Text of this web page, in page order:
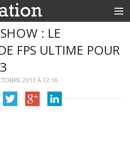
: LE
FPS ULTIME POUR
2011 À 12:16